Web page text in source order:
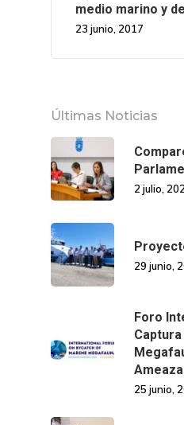
medio marino y
23 junio, 2017
Últimas Noticias
2 julio,
29 junio,
Foro
25 junio,